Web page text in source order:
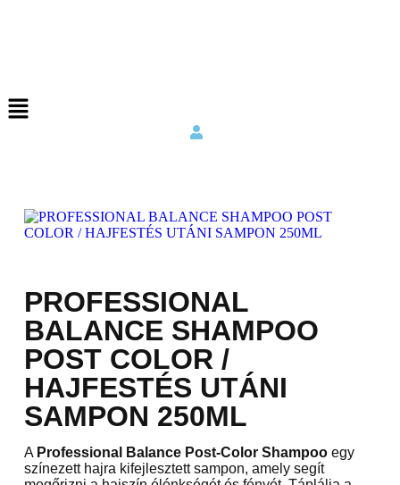
PROFESSIONAL
BALANCE SHAMPOO
POST COLOR /
HAJFESTÉS UTÁNI
SAMPON 250ML
A Professional Balance Post-Color Shampoo egy
színezett hajra kifejlesztett sampon, amely segít